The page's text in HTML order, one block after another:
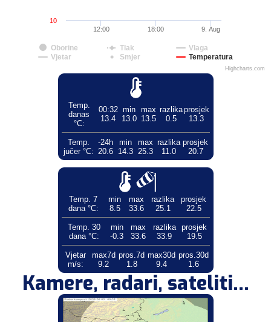
Oborine Tlak
Vlaga
Vjetar
Smjer Temperatura
12:00 9. Aug
18:00
10
Highcharts.com
Temp.
danas
°C:
00:32
13.4
min
13.0
max
13.5
razlika
0.5
prosjek
13.3
Temp.
jučer °C:
-24h
20.6
min
14.3
max
25.3
razlika
11.0
prosjek
20.7
Temp. 7
dana °C:
min
8.5
max
33.6
razlika
25.1
prosjek
22.5
Temp. 30
dana °C:
min
-0.3
max
33.6
razlika
33.9
prosjek
19.5
Vjetar
m/s:
max7d
9.2
pros.7d
1.8
max30d
9.4
pros.30d
1.6
Kamere, radari, sateliti...